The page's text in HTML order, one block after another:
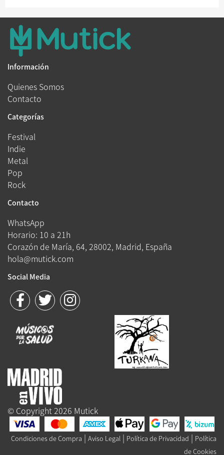
Información
Quienes Somos
Contacto
Categorías
Festival
Indie
Metal
Pop
Rock
Contacto
WhatsApp
Horario: 10 a 21h
Corazón de María, 64, 28002, Madrid, España
hola@mutick.com
Social Media
© Copyright 2026 Mutick
Condiciones de Compra | Aviso Legal | Política de Privacidad | Política
de Cookies